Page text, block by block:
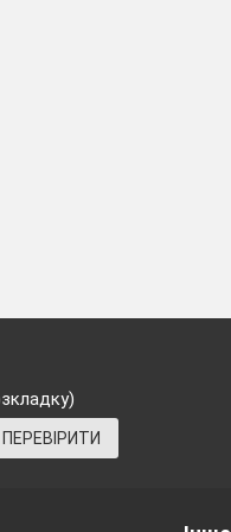
терміни фізичних
потрібно робити
ПЕРЕВІРИТИ